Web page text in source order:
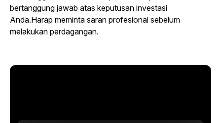
bertanggung jawab atas keputusan investasi
Anda.Harap meminta saran profesional sebelum
melakukan perdagangan.